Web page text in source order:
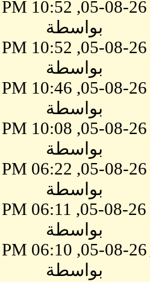
05-08-26, 10:52 PM
بواسطة
05-08-26, 10:52 PM
بواسطة
05-08-26, 10:46 PM
بواسطة
05-08-26, 10:08 PM
بواسطة
05-08-26, 06:22 PM
بواسطة
05-08-26, 06:11 PM
بواسطة
05-08-26, 06:10 PM
بواسطة